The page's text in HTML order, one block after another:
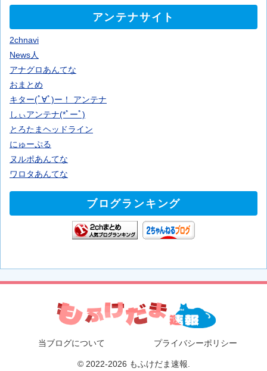
アンテナサイト
2chnavi
News人
アナグロあんてな
おまとめ
キター(ﾟ∀ﾟ)ー！ アンテナ
しぃアンテナ(*ﾟーﾟ)
とろたまヘッドライン
にゅーぷる
ヌルポあんてな
ワロタあんてな
ブログランキング
当ブログについて プライバシーポリシー
© 2022-2026 もふけだま速報.